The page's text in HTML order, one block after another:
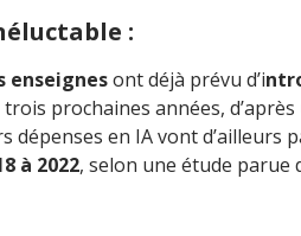
:
enseignesont déjà prévu d’i
trois prochaines années,
dépenses en IA vont d’ailleurs
à 2022, selon une étude parue